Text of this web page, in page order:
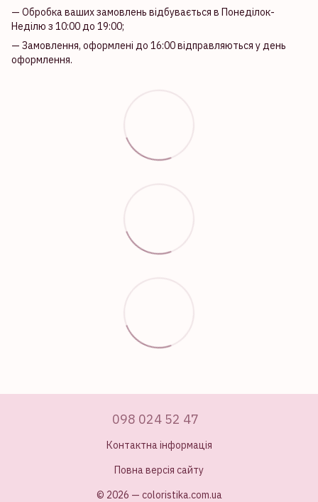
— Обробка ваших замовлень відбувається в Понеділок-
Неділю з 10:00 до 19:00;
— Замовлення, оформлені до 16:00 відправляються у день
оформлення.
098 024 52 47
Контактна інформація
Повна версія сайту
© 2026 — coloristika.com.ua